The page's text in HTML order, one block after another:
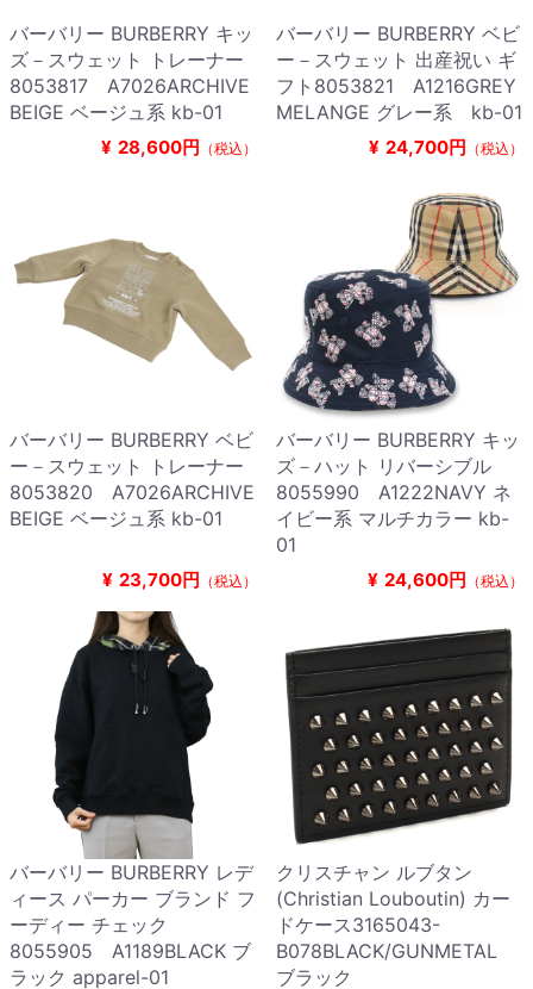
バーバリー BURBERRY キッ
ズ－スウェット トレーナー
8053817 A7026ARCHIVE
BEIGE ベージュ系 kb-01
¥ 28,600円 （税込）
バーバリー BURBERRY ベビ
ー－スウェット 出産祝い ギ
フト8053821 A1216GREY
MELANGE グレー系 kb-01
¥ 24,700円 （税込）
バーバリー BURBERRY ベビ
ー－スウェット トレーナー
8053820 A7026ARCHIVE
BEIGE ベージュ系 kb-01
¥ 23,700円 （税込）
バーバリー BURBERRY キッ
ズ－ハット リバーシブル
8055990 A1222NAVY ネ
イビー系 マルチカラー kb-
01
¥ 24,600円 （税込）
バーバリー BURBERRY レデ
ィース パーカー ブランド フ
ーディー チェック
8055905 A1189BLACK ブ
ラック apparel-01
クリスチャン ルブタン
(Christian Louboutin) カー
ドケース3165043-
B078BLACK/GUNMETAL
ブラック